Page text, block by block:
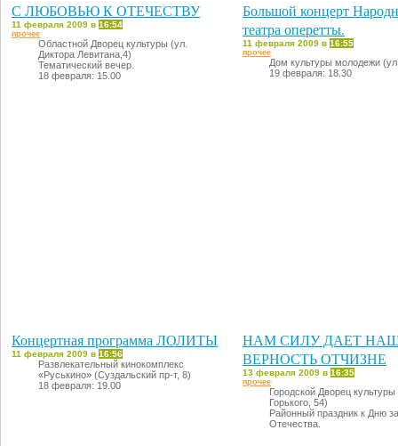
С ЛЮБОВЬЮ К ОТЕЧЕСТВУ
11 февраля 2009 в 16:54
прочее
Областной Дворец культуры (ул.
Диктора Левитана,4)
Тематический вечер.
18 февраля: 15.00
Большой концерт
театра оперетты.
11 февраля 2009 в 16:55
прочее
Дом культуры молодежи
19 февраля: 18.30
Концертная программа ЛОЛИТЫ
11 февраля 2009 в 16:56
Развлекательный кинокомплекс
«Руськино» (Суздальский пр-т, 8)
18 февраля: 19.00
НАМ СИЛУ ДАЕТ
ВЕРНОСТЬ ОТЧИЗНЕ
13 февраля 2009 в 16:35
прочее
Городской Дворец культуры
Горького, 54)
Районный праздник к Дню
Отечества.